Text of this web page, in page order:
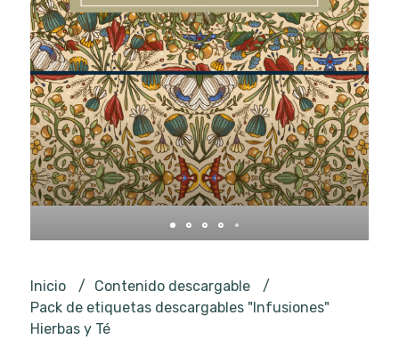
Inicio
Contenido descargable
Pack de etiquetas descargables "Infusiones"
Hierbas y Té